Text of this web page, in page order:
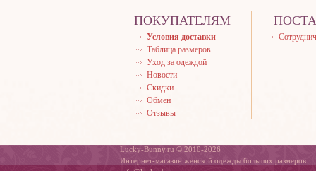
ПОКУПАТЕЛЯМ
Условия доставки
Таблица размеров
Уход за одеждой
Новости
Скидки
Обмен
Отзывы
Lucky-Bunny.ru © 2010-2026
Интернет-магазин женской одежды больших размеров